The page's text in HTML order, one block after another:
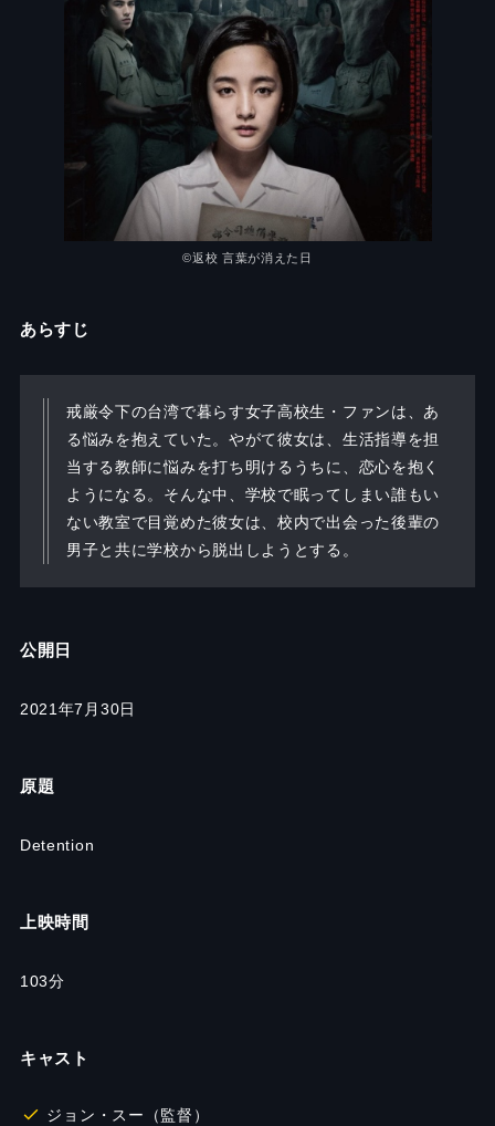
©返校 言葉が消えた日
あらすじ
戒厳令下の台湾で暮らす女子高校生・ファンは、あ
る悩みを抱えていた。やがて彼女は、生活指導を担
当する教師に悩みを打ち明けるうちに、恋心を抱く
ようになる。そんな中、学校で眠ってしまい誰もい
ない教室で目覚めた彼女は、校内で出会った後輩の
男子と共に学校から脱出しようとする。
公開日
2021年7月30日
原題
Detention
上映時間
103分
キャスト
ジョン・スー（監督）